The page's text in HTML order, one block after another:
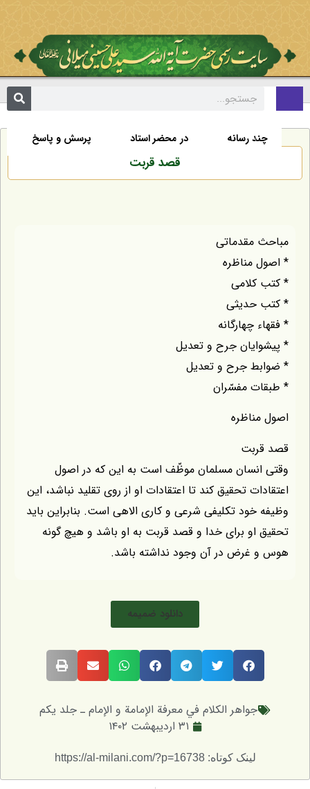
صفحه نخست تألیفات
پرسش و پاسخ در محضر استاد چند رسانه
قصد قربت
مباحث مقدماتی
* اصول مناظره
* کتب کلامی
* کتب حدیثی
* فقهاء چهارگانه
* پیشوایان جرح و تعدیل
* ضوابط جرح و تعدیل
* طبقات مفسّران
اصول مناظره
قصد قربت
وقتى انسان مسلمان موظّف است به اين كه در اصول
اعتقادات تحقيق كند تا اعتقادات او از روى تقليد نباشد، اين
وظيفه خود تكليفى شرعى و كارى الاهى است. بنابراين بايد
تحقيق او براى خدا و قصد قربت به او باشد و هيچ گونه
هوس و غرض در آن وجود نداشته باشد.
دانلود ضمیمه
جواهر الکلام في معرفة الإمامة و الإمام ـ جلد یکم
۳۱ اردیبهشت ۱۴۰۲
لینک کوتاه: https://al-milani.com/?p=16738